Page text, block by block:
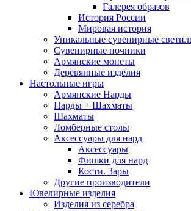
Галерея образов
История России
Мировая история
Уникальные сувенирные
Сувенирные ночники
Армянские монеты
Деревянные изделия
Настольные игры
Армянские Нарды
Нарды + Шахматы
Шахматы
Ломберные столы
Аксессуары для нард
Аксессуары
Фишки для нард
Кости. Зары
Другие производители
Ювелирные изделия
Изделия из серебра